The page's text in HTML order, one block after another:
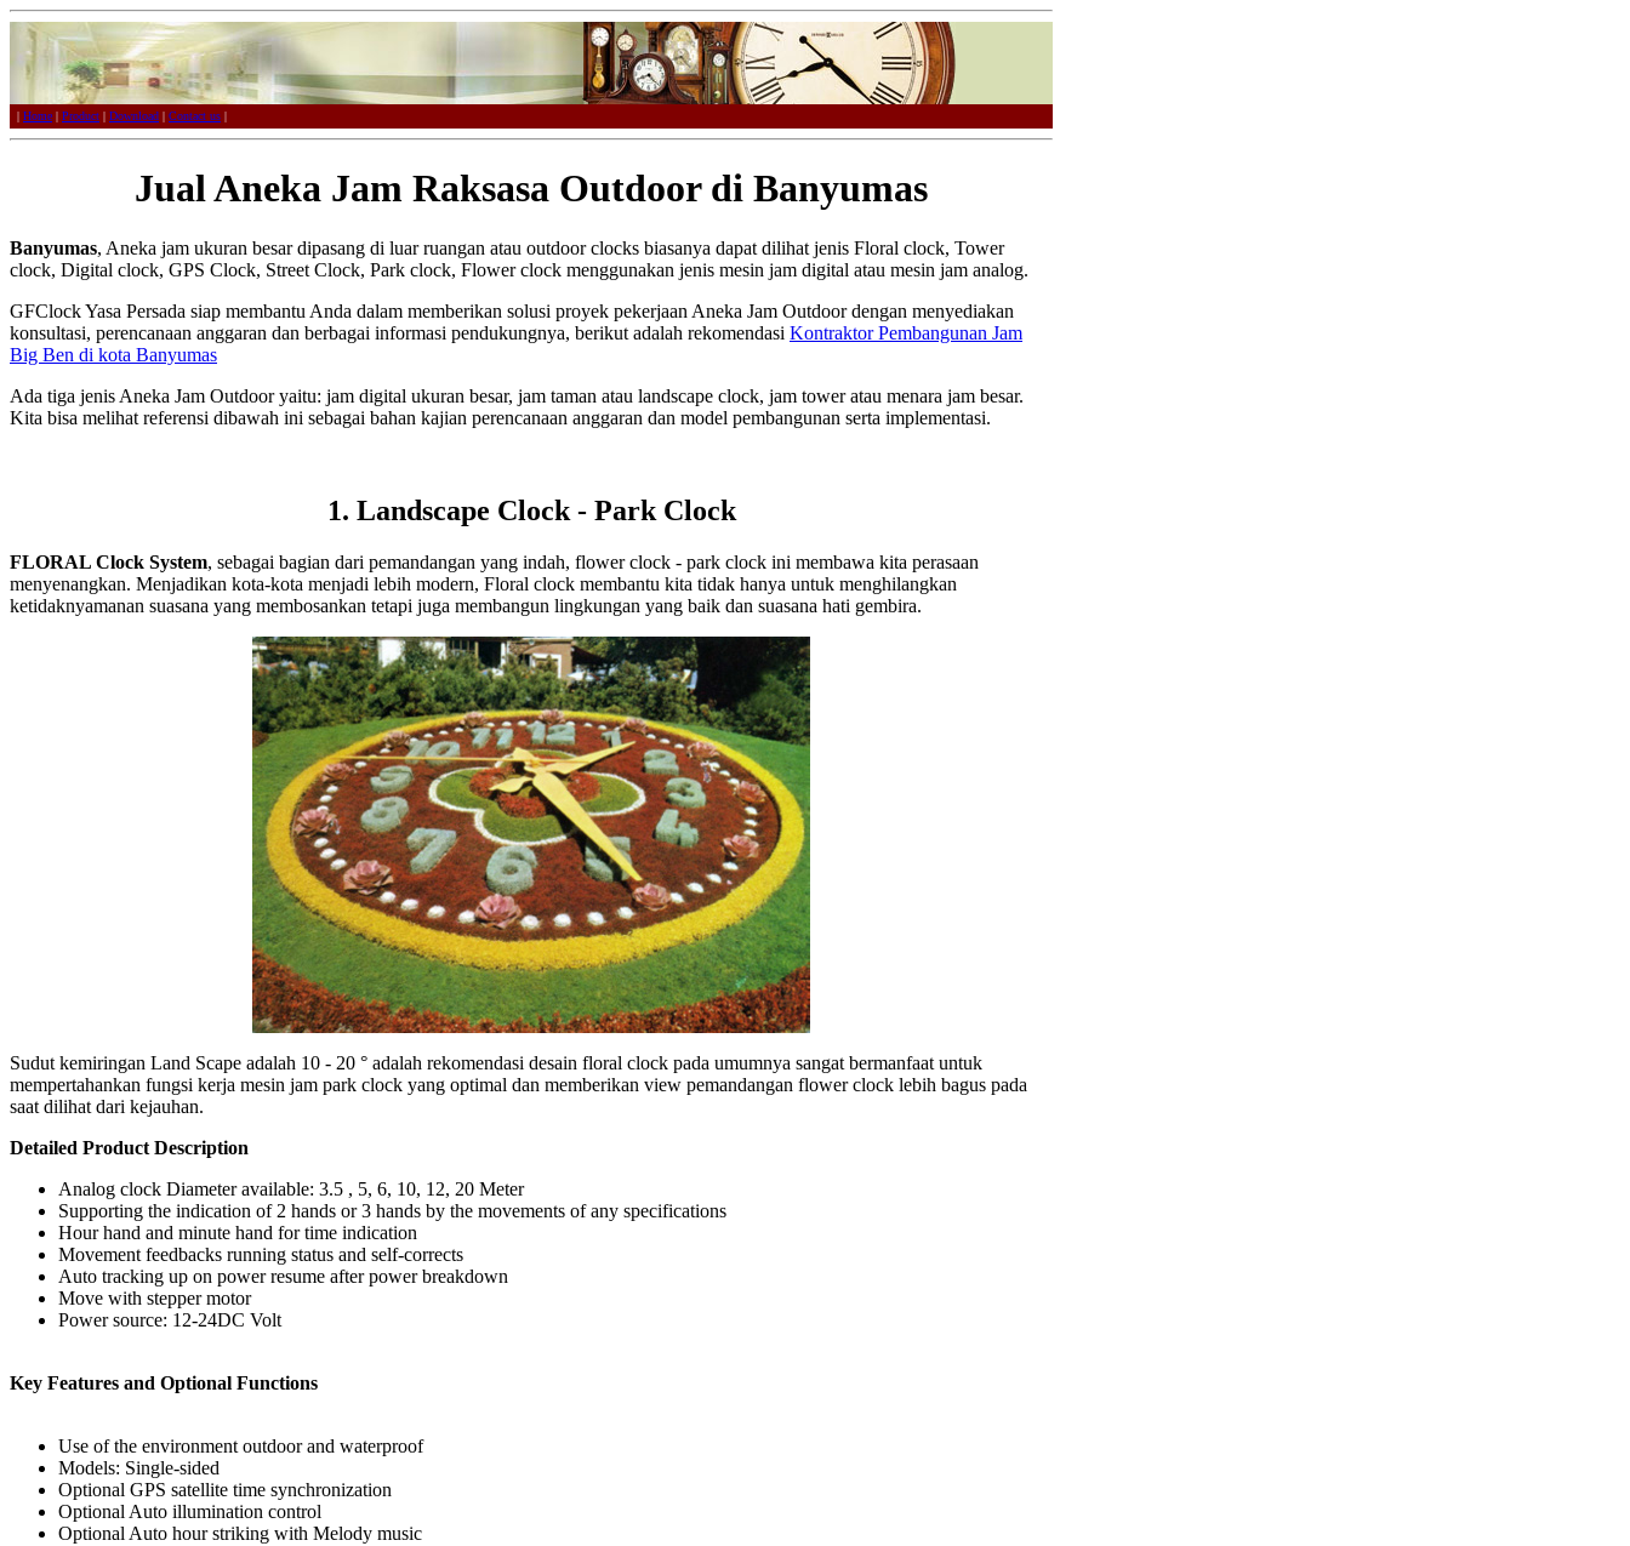
| Home | Product | Download | Contact us |
Jual Aneka Jam Raksasa Outdoor di Banyumas
Banyumas, Aneka jam ukuran besar dipasang di luar ruangan atau outdoor clocks biasanya dapat dilihat jenis Floral clock, Tower
clock, Digital clock, GPS Clock, Street Clock, Park clock, Flower clock menggunakan jenis mesin jam digital atau mesin jam analog.
GFClock Yasa Persada siap membantu Anda dalam memberikan solusi proyek pekerjaan Aneka Jam Outdoor dengan menyediakan
konsultasi, perencanaan anggaran dan berbagai informasi pendukungnya, berikut adalah rekomendasi Kontraktor Pembangunan Jam
Big Ben di kota Banyumas
Ada tiga jenis Aneka Jam Outdoor yaitu: jam digital ukuran besar, jam taman atau landscape clock, jam tower atau menara jam besar.
Kita bisa melihat referensi dibawah ini sebagai bahan kajian perencanaan anggaran dan model pembangunan serta implementasi.
1. Landscape Clock - Park Clock
FLORAL Clock System, sebagai bagian dari pemandangan yang indah, flower clock - park clock ini membawa kita perasaan
menyenangkan. Menjadikan kota-kota menjadi lebih modern, Floral clock membantu kita tidak hanya untuk menghilangkan
ketidaknyamanan suasana yang membosankan tetapi juga membangun lingkungan yang baik dan suasana hati gembira.
Sudut kemiringan Land Scape adalah 10 - 20 ° adalah rekomendasi desain floral clock pada umumnya sangat bermanfaat untuk
mempertahankan fungsi kerja mesin jam park clock yang optimal dan memberikan view pemandangan flower clock lebih bagus pada
saat dilihat dari kejauhan.
Detailed Product Description
Analog clock Diameter available: 3.5 , 5, 6, 10, 12, 20 Meter
Supporting the indication of 2 hands or 3 hands by the movements of any specifications
Hour hand and minute hand for time indication
Movement feedbacks running status and self-corrects
Auto tracking up on power resume after power breakdown
Move with stepper motor
Power source: 12-24DC Volt
Key Features and Optional Functions
Use of the environment outdoor and waterproof
Models: Single-sided
Optional GPS satellite time synchronization
Optional Auto illumination control
Optional Auto hour striking with Melody music